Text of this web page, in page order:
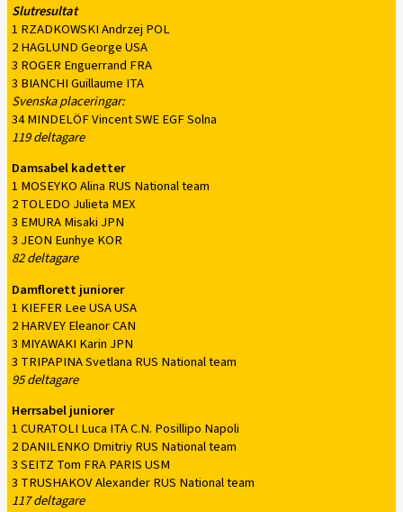
Slutresultat
1 RZADKOWSKI Andrzej POL
2 HAGLUND George USA
3 ROGER Enguerrand FRA
3 BIANCHI Guillaume ITA
Svenska placeringar:
34 MINDELÖF Vincent SWE EGF Solna
119 deltagare
Damsabel kadetter
1 MOSEYKO Alina RUS National team
2 TOLEDO Julieta MEX
3 EMURA Misaki JPN
3 JEON Eunhye KOR
82 deltagare
Damflorett juniorer
1 KIEFER Lee USA USA
2 HARVEY Eleanor CAN
3 MIYAWAKI Karin JPN
3 TRIPAPINA Svetlana RUS National team
95 deltagare
Herrsabel juniorer
1 CURATOLI Luca ITA C.N. Posillipo Napoli
2 DANILENKO Dmitriy RUS National team
3 SEITZ Tom FRA PARIS USM
3 TRUSHAKOV Alexander RUS National team
117 deltagare